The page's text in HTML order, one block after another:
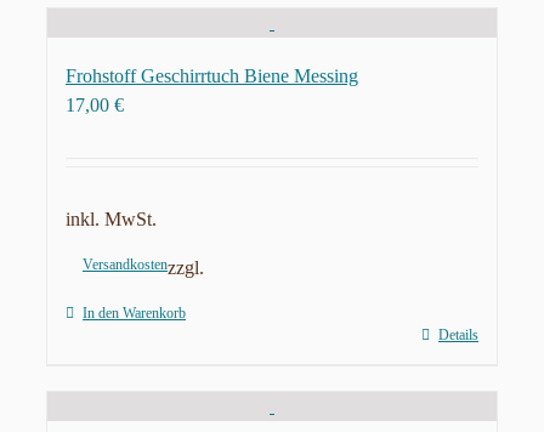
Frohstoff Geschirrtuch Biene Messing
17,00 €
inkl. MwSt.
zzgl.
Versandkosten
In den Warenkorb
Details